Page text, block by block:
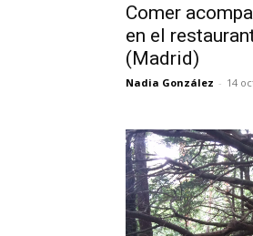
Comer
en el
(Madrid)
Nadia González - 14